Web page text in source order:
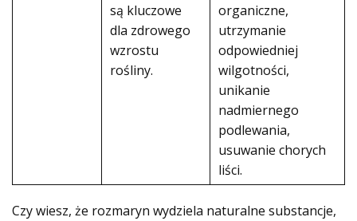
są kluczowe
dla zdrowego
wzrostu
rośliny.
organiczne,
utrzymanie
odpowiedniej
wilgotności,
unikanie
nadmiernego
podlewania,
usuwanie chorych
liści.
Czy wiesz, że rozmaryn wydziela naturalne substancje,